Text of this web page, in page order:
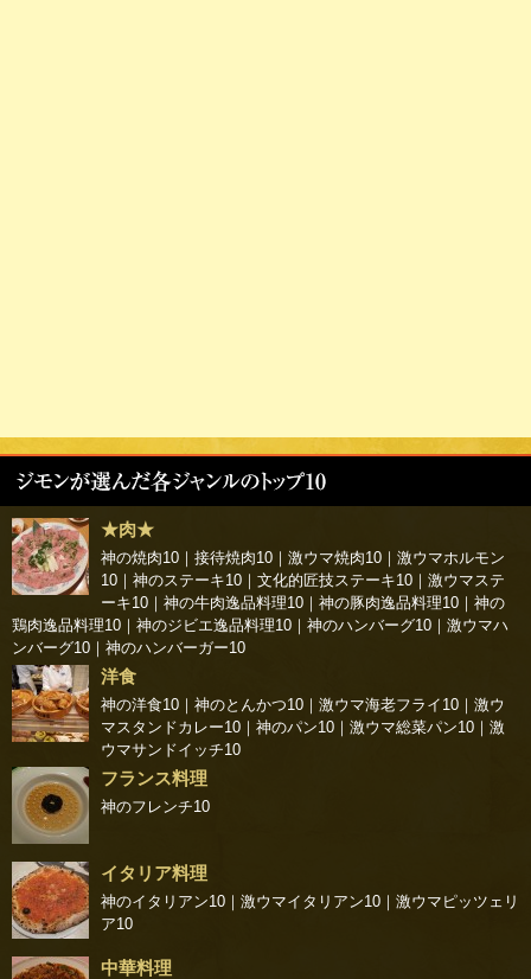
★肉★
神の焼肉10 ｜ 接待焼肉10 ｜ 激ウマ焼肉10 ｜ 激ウマホルモン
10 ｜ 神のステーキ10 ｜ 文化的匠技ステーキ10 ｜ 激ウマステ
ーキ10 ｜ 神の牛肉逸品料理10 ｜ 神の豚肉逸品料理10 ｜ 神の
鶏肉逸品料理10 ｜ 神のジビエ逸品料理10 ｜ 神のハンバーグ10 ｜ 激ウマハ
ンバーグ10 ｜ 神のハンバーガー10
洋食
神の洋食10 ｜ 神のとんかつ10 ｜ 激ウマ海老フライ10 ｜ 激ウ
マスタンドカレー10 ｜ 神のパン10 ｜ 激ウマ総菜パン10 ｜ 激
ウマサンドイッチ10
フランス料理
神のフレンチ10
イタリア料理
神のイタリアン10 ｜ 激ウマイタリアン10 ｜ 激ウマピッツェリ
ア10
中華料理